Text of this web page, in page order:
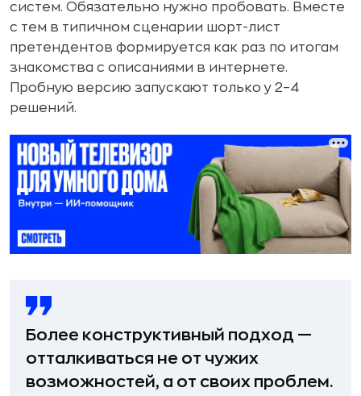
систем. Обязательно нужно пробовать. Вместе
с тем в типичном сценарии шорт-лист
претендентов формируется как раз по итогам
знакомства с описаниями в интернете.
Пробную версию запускают только у 2–4
решений.
Более конструктивный подход —
отталкиваться не от чужих
возможностей, а от своих проблем.